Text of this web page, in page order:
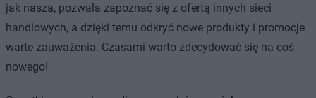
jak nasza, pozwala zapoznać się z ofertą innych sieci
handlowych, a dzięki temu odkryć nowe produkty i promocje
warte zauważenia. Czasami warto zdecydować się na coś
nowego!